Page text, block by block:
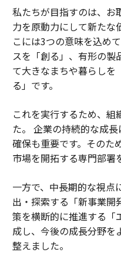
私たちが目指すのは、お
力を原動力にして新たな
こには3つの意味を込め
スを「創る」、有形の製
て大きなまちや暮らしを
る」です。
これを実行するため、組
た。 企業の持続的な成
確保も重要です。そのた
市場を開拓する専門部署
一方で、中長期的な視点
出・探索する「新事業開
策を横断的に推進する「
成し、今後の成長分野を
整えました。